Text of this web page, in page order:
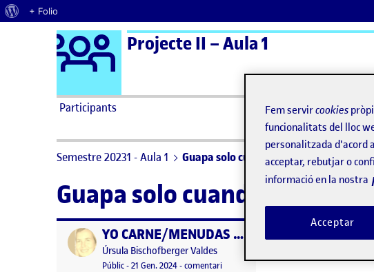
Quant al WordPress
+ Folio
Saltar al contingut Logo Ágora
Projecte II – Aula 1
Participants
Semestre 20231 - Aula 1 Guapa solo cuando quiero
Guapa solo cuando quiero
Publicat per YO CARNE/MENUDAS PINTAS. Crear mi propia videoinstalación. Trabajo final, materiales fuente y abstract hecho con tags
Publicat per
Úrsula Bischofberger Valdes
Visibilitat:
Públic-Data de publicació
21 Gen. 202421 gener, 2024 9:37 pm
-comentariel YO CARNE/MENUDAS PINTAS.
Fem servircookies
funcionalitats del lloc
personalitzada d'acord
acceptar, rebutjar o
informació en la nostra
Acceptar